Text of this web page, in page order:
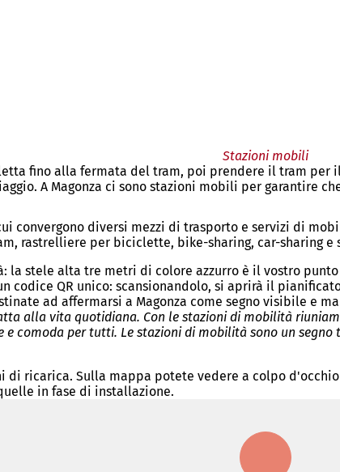
Stazioni mobili
fino alla fermata del tram, poi prendere il tram
A Magonza ci sono stazioni mobili per garantire
convergono diversi mezzi di trasporto e servizi di
rastrelliere per biciclette, bike-sharing, car-sharing
la stele alta tre metri di colore azzurro è il vostro
codice QR unico: scansionandolo, si aprirà il
ad affermarsi a Magonza come segno visibile e
alla vita quotidiana. Con le stazioni di mobilità
comoda per tutti. Le stazioni di mobilità sono un
di ricarica. Sulla mappa potete vedere a colpo
in fase di installazione.